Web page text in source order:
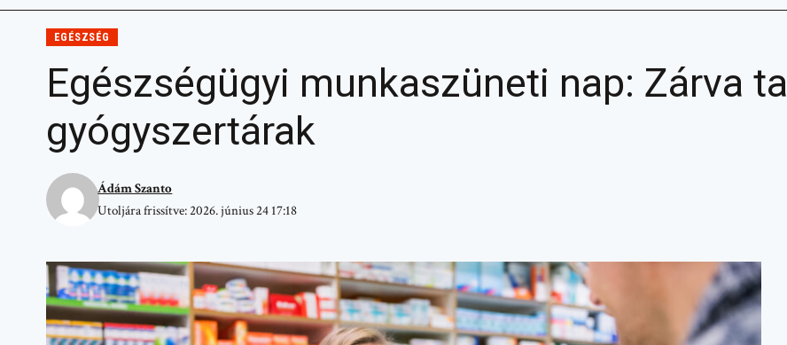
EGÉSZSÉG
Egészségügyi munkaszüneti nap: Zárva
gyógyszertárak
Utoljára frissítve: 2026. június 24 17:18
Ádám Szanto